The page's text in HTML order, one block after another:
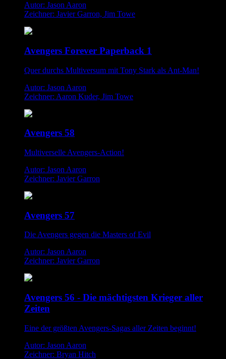
Autor: Jason Aaron
Zeichner: Javier Garron, Jim Towe
Avengers Forever Paperback 1
Quer durchs Multiversum mit Tony Stark als Ant-Man!
Autor: Jason Aaron
Zeichner: Aaron Kuder, Jim Towe
Avengers 58
Multiverselle Avengers-Action!
Autor: Jason Aaron
Zeichner: Javier Garron
Avengers 57
Die Avengers gegen die Masters of Evil
Autor: Jason Aaron
Zeichner: Javier Garron
Avengers 56 - Die mächtigsten Krieger aller
Zeiten
Eine der größten Avengers-Sagas aller Zeiten beginnt!
Autor: Jason Aaron
Zeichner: Bryan Hitch